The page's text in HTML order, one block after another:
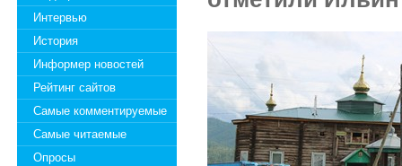
Интервью
История
Информер новостей
Рейтинг сайтов
Самые комментируемые
Самые читаемые
Опросы